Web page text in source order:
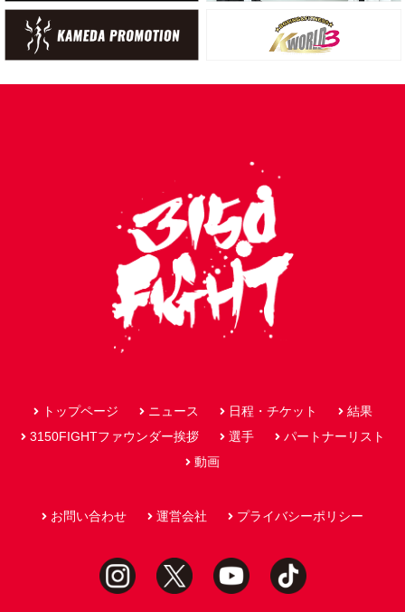
トップページ ニュース 日程・チケット
結果
3150FIGHTファウンダー挨拶
選手
パートナーリスト
動画
お問い合わせ 運営会社 プライバシーポリシー